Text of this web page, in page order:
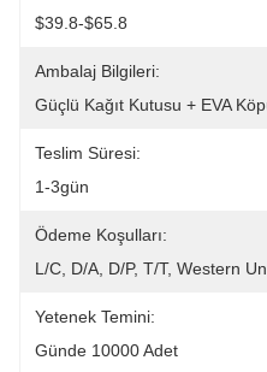
$39.8-$65.8
Ambalaj Bilgileri:
Güçlü Kağıt Kutusu + EVA
Teslim Süresi:
1-3gün
Ödeme Koşulları:
L/C, D/A, D/P, T/T, Western
Yetenek Temini:
Günde 10000 Adet